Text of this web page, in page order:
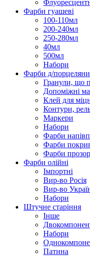
Фарби гуашеві
100-110мл
200-240мл
250-280мл
40мл
500мл
Набори
Фарби д/порцеляни
Гранули, що
Допоміжні
Клей для
Контури,
Маркери
Набори
Фарби
Фарби
Фарби
Фарби олійні
Імпортні
Вир-во Росія
Вир-во
Набори
Штучне старіння
Інше
Набори
Патина